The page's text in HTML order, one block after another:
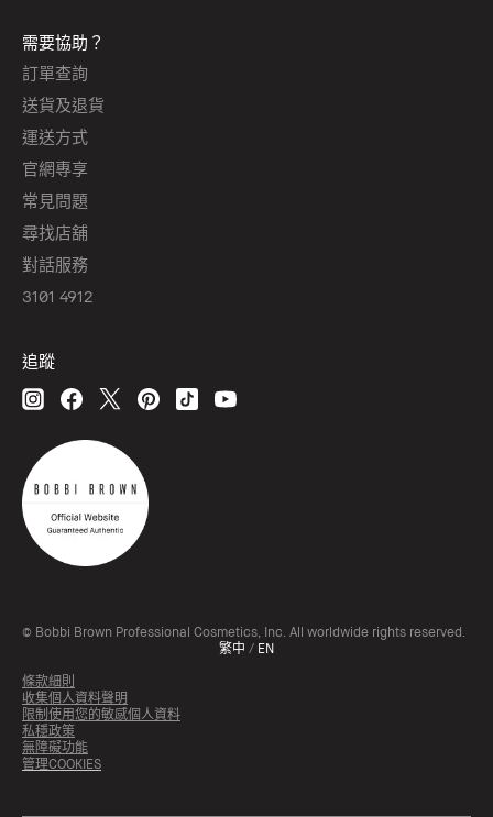
需要協助？
訂單查詢
送貨及退貨
運送方式
官網專享
常見問題
尋找店舖
對話服務
3101 4912
追蹤
© Bobbi Brown Professional Cosmetics, Inc. All worldwide rights reserved.
繁中 / EN
條款細則
收集個人資料聲明
限制使用您的敏感個人資料
私穩政策
無障礙功能
管理COOKIES